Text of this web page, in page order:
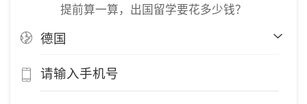
提前算一算，出国留学要花多少钱？